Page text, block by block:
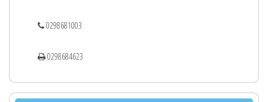
0298681003
0298684623